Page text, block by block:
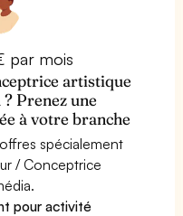
par mois
artistique
Prenez une
à votre branche
spécialement
/ Conceptrice
pour activité